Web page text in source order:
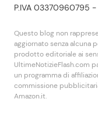
P.IVA 03370960795 -
Questo blog non
aggiornato senza alcuna
prodotto editoriale ai
UltimeNotizieFlash.com
un programma di
commissione
Amazon.it.